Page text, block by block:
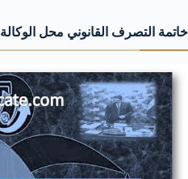
خاتمة التصرف القانوني محل الوكالة